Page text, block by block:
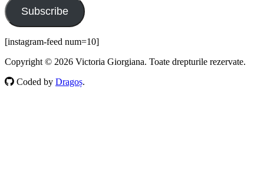
Subscribe
[instagram-feed num=10]
Copyright © 2026 Victoria Giorgiana. Toate drepturile rezervate.
Coded by Dragoș.